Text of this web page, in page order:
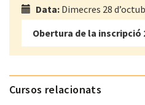
Data: Dimecres 28
Obertura de la inscripció
Cursos relacionats